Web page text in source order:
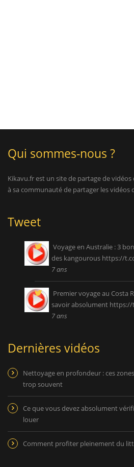
Qui sommes-nous ?
Kikavu.fr est un site de partage de
à sa communauté de partager les vidéos
Tweet
Voyage en Australie : 3
des kangourous https://
7 ans
Premier voyage au Costa
savoir absolument https://
7 ans
Dernières vidéos
Nettoyage en profondeur : ces
trop souvent
Ce que vous devez absolument
louer
Comment profiter pleinement du